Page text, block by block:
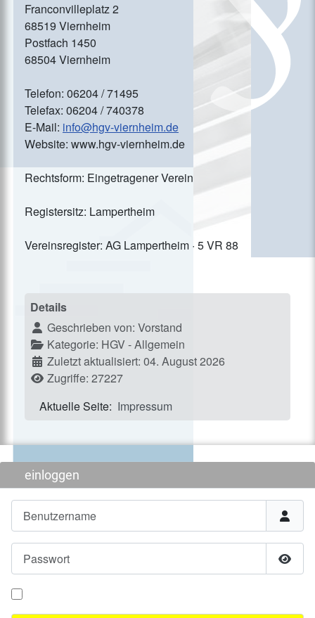
Franconvilleplatz 2
68519 Viernheim
Postfach 1450
68504 Viernheim
Telefon: 06204 / 71495
Telefax: 06204 / 740378
E-Mail: info@hgv-viernheim.de
Website: www.hgv-viernheim.de
Rechtsform: Eingetragener Verein
Registersitz: Lampertheim
Vereinsregister: AG Lampertheim · 5 VR 88
Details
Geschrieben von: Vorstand
Kategorie: HGV - Allgemein
Zuletzt aktualisiert: 04. August 2026
Zugriffe: 27227
Aktuelle Seite: Impressum
einloggen
Benutzername
Passwort